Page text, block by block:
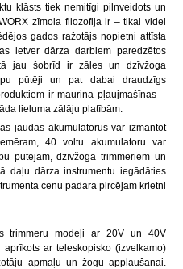
klāsts tiek nemitīgi pilnveidots un
zīmola filozofija ir – tikai videi
gados ražotājs nopietni attīsta
ietver dārza darbiem paredzētos
jau šobrīd ir zāles un dzīvžoga
pūtēji un pat dabai draudzīgs
ir mauriņa pļaujmašīnas –
lieluma zālāju platībām.
jaudas akumulatorus var izmantot
40 voltu akumulatoru var
pūtējam, dzīvžoga trimmeriem un
daļu dārza instrumentu iegādāties
cenu padara pircējam krietni
trimmeru modeļi ar 20V un 40V
ar teleskopisko (izvelkamo)
apmaļu un žogu appļaušanai.